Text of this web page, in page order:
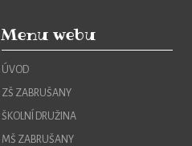
Menu webu
ÚVOD
ZŠ ZABRUŠANY
ŠKOLNÍ DRUŽINA
MŠ ZABRUŠANY